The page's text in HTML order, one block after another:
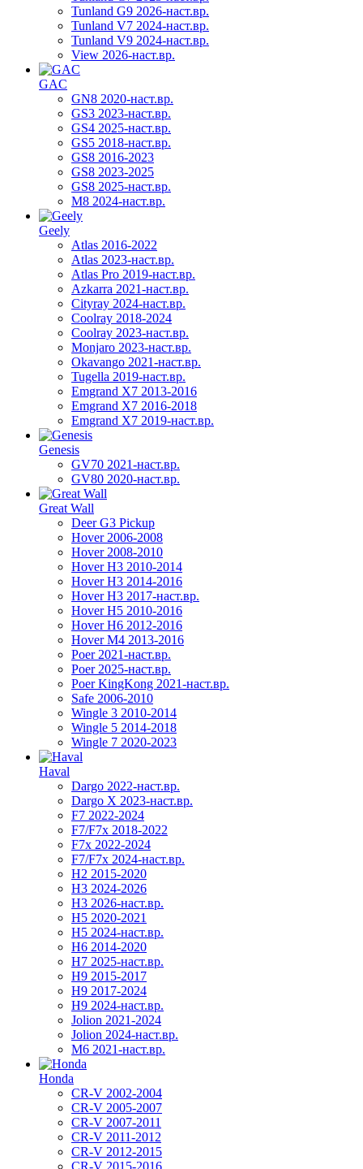
Tunland G9 2026-наст.вр.
Tunland V7 2024-наст.вр.
Tunland V9 2024-наст.вр.
View 2026-наст.вр.
GAC
GN8 2020-наст.вр.
GS3 2023-наст.вр.
GS4 2025-наст.вр.
GS5 2018-наст.вр.
GS8 2016-2023
GS8 2023-2025
GS8 2025-наст.вр.
M8 2024-наст.вр.
Geely
Atlas 2016-2022
Atlas 2023-наст.вр.
Atlas Pro 2019-наст.вр.
Azkarra 2021-наст.вр.
Cityray 2024-наст.вр.
Coolray 2018-2024
Coolray 2023-наст.вр.
Monjaro 2023-наст.вр.
Okavango 2021-наст.вр.
Tugella 2019-наст.вр.
Emgrand Х7 2013-2016
Emgrand X7 2016-2018
Emgrand X7 2019-наст.вр.
Genesis
GV70 2021-наст.вр.
GV80 2020-наст.вр.
Great Wall
Deer G3 Pickup
Hover 2006-2008
Hover 2008-2010
Hover H3 2010-2014
Hover H3 2014-2016
Hover H3 2017-наст.вр.
Hover H5 2010-2016
Hover H6 2012-2016
Hover M4 2013-2016
Poer 2021-наст.вр.
Poer 2025-наст.вр.
Poer KingKong 2021-наст.вр.
Safe 2006-2010
Wingle 3 2010-2014
Wingle 5 2014-2018
Wingle 7 2020-2023
Haval
Dargo 2022-наст.вр.
Dargo X 2023-наст.вр.
F7 2022-2024
F7/F7x 2018-2022
F7x 2022-2024
F7/F7x 2024-наст.вр.
H2 2015-2020
H3 2024-2026
H3 2026-наст.вр.
H5 2020-2021
H5 2024-наст.вр.
H6 2014-2020
H7 2025-наст.вр.
H9 2015-2017
H9 2017-2024
H9 2024-наст.вр.
Jolion 2021-2024
Jolion 2024-наст.вр.
М6 2021-наст.вр.
Honda
CR-V 2002-2004
CR-V 2005-2007
CR-V 2007-2011
CR-V 2011-2012
CR-V 2012-2015
CR-V 2015-2016